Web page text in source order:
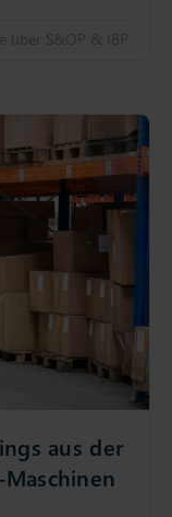
über S&OP & IBP
aus der